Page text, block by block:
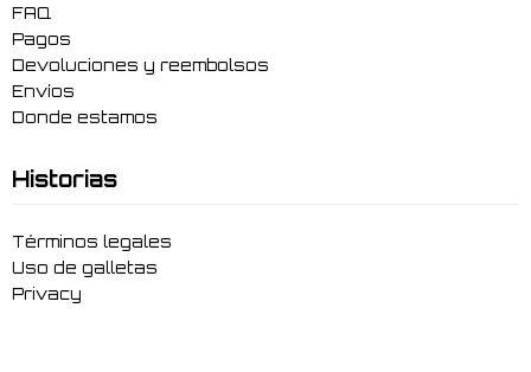
FAQ
Pagos
Devoluciones y reembolsos
Envíos
Donde estamos
Historias
Términos legales
Uso de galletas
Privacy